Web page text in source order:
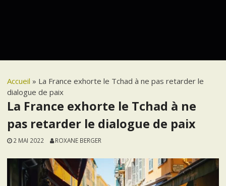
Accueil » La France exhorte le Tchad à ne pas retarder le
dialogue de paix
La France exhorte le Tchad à ne
pas retarder le dialogue de paix
2 MAI 2022 ROXANE BERGER